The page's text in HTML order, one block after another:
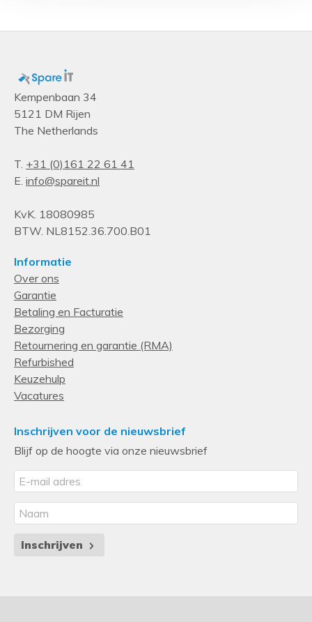
Kempenbaan 34
5121 DM Rijen
The Netherlands
T. +31 (0)161 22 61 41
E. info@spareit.nl
KvK. 18080985
BTW. NL8152.36.700.B01
Informatie
Over ons
Garantie
Betaling en Facturatie
Bezorging
Retournering en garantie (RMA)
Refurbished
Keuzehulp
Vacatures
Inschrijven voor de nieuwsbrief
Blijf op de hoogte via onze nieuwsbrief
Inschrijven